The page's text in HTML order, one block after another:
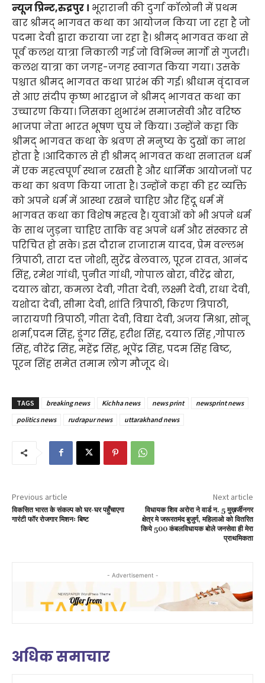
न्यूज प्रिन्ट,रुद्रपुर । भूरारानी की दुर्गा कॉलोनी में प्रथम
बार श्रीमद् भागवत कथा का आयोजन किया जा रहा है जो
पदमा देवी द्वारा कराया जा रहा है। श्रीमद् भागवत कथा से
पूर्व कलश यात्रा निकाली गई जो विभिन्न मार्गो से गुजरी।
कलश यात्रा का जगह-जगह स्वागत किया गया। उसके
पश्चात श्रीमद् भागवत कथा प्रारंभ की गई। श्रीधाम वृंदावन
से आए संदीप कृष्ण भारद्वाज ने श्रीमद् भागवत कथा का
उच्चारण किया। जिसका शुभारंभ समाजसेवी और वरिष्ठ
भाजपा नेता भारत भूषण चुघ ने किया। उन्होंने कहा कि
श्रीमद् भागवत कथा के श्रवण से मनुष्य के दुखों का नाश
होता है ।आदिकाल से ही श्रीमद् भागवत कथा सनातन धर्म
में एक महत्वपूर्ण स्थान रखती है और धार्मिक आयोजनों पर
कथा का श्रवण किया जाता है। उन्होंने कहा की हर व्यक्ति
को अपने धर्म में आस्था रखने चाहिए और हिंदू धर्म में
भागवत कथा का विशेष महत्व है। युवाओं को भी अपने धर्म
के साथ जुड़ना चाहिए ताकि वह अपने धर्म और संस्कार से
परिचित हो सके। इस दौरान राजाराम यादव, प्रेम वल्लभ
त्रिपाठी, तारा दत्त जोशी, सुरेंद्र बेलवाल, पूरन रावत, आनंद
सिंह, रमेश गांधी, पुनीत गांधी, गोपाल बोरा, वीरेंद्र बोरा,
दयाल बोरा, कमला देवी, गीता देवी, लक्ष्मी देवी, राधा देवी,
यशोदा देवी, सीमा देवी, शांति त्रिपाठी, किरण त्रिपाठी,
नारायणी त्रिपाठी, गीता देवी, विद्या देवी, अजय मिश्रा, सोनू
शर्मा,पदम सिंह, डूंगर सिंह, हरीश सिंह, दयाल सिंह ,गोपाल
सिंह, वीरेंद्र सिंह, महेंद्र सिंह, भूपेंद्र सिंह, पदम सिंह बिष्ट,
पूरन सिंह समेत तमाम लोग मौजूद थे।
TAGS breaking news Kichha news news print
newsprint news
politics news
rudrapur news uttarakhand news
Previous article
विकसित भारत के संकल्प को घर-घर पहुँचाएगा
गारंटी फॉर रोजगार मिशनः बिष्ट
Next article
विधायक शिव अरोरा ने वार्ड न. 5 मुख़र्जीनगर
क्षेत्र मे जरूरतमंद बुजुर्ग, महिलाओ को वितरित
किये 500 कंबलविधायक बोले जनसेवा ही मेरा
प्राथमिकता
- Advertisement -
अधिक समाचार